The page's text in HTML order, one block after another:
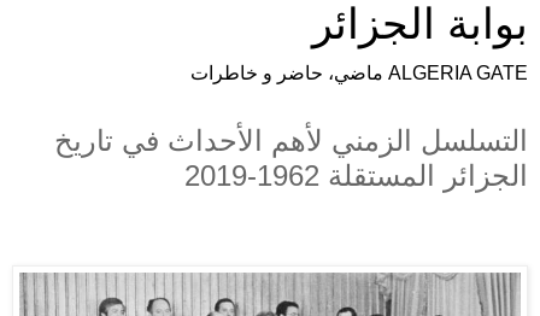
بوابة الجزائر
ALGERIA GATE ماضي، حاضر و خاطرات
التسلسل الزمني لأهم الأحداث في تاريخ
الجزائر المستقلة 1962-2019